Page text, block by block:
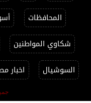
المحافظات
شكاوي المواطنين
السوشيال
اخبار